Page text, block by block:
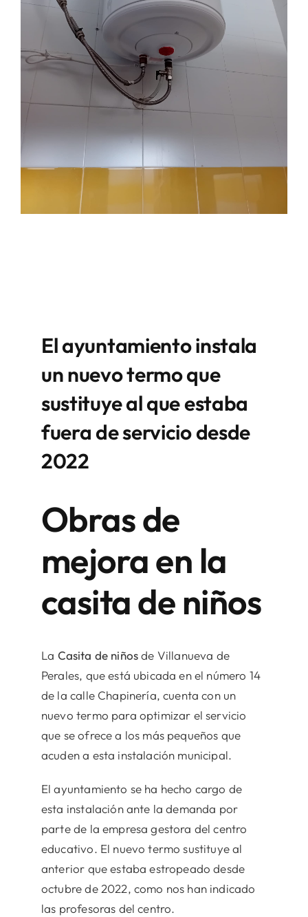
El ayuntamiento instala
un nuevo termo que
sustituye al que estaba
fuera de servicio desde
2022
Obras de
mejora en la
casita de niños
La Casita de niñosde Villanueva de
Perales, que está ubicada en el número 14
de la calle Chapinería, cuenta con un
nuevo termo para optimizar el servicio
que se ofrece a los más pequeños que
acuden a esta instalación municipal.
El ayuntamiento se ha hecho cargo de
esta instalación ante la demanda por
parte de la empresa gestora del centro
educativo. El nuevo termo sustituye al
anterior que estaba estropeado desde
octubre de 2022, como nos han indicado
las profesoras del centro.